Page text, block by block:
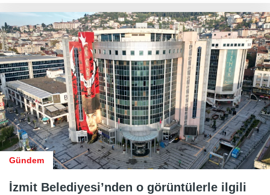
Gündem
İzmit Belediyesi’nden o görüntülerle ilgili